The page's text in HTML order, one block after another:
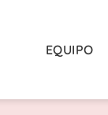
EQUIPO